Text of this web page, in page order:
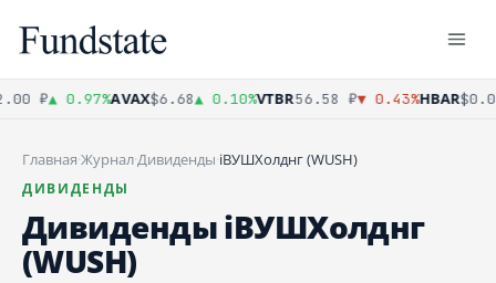
₽▲ 0.97%AVAX$6.68▲ 0.10%VTBR56.58 ₽▼ 0.43%HBAR
Главная·Журнал·Дивиденды·iВУШХолднг (WUSH)
ДИВИДЕНДЫ
Дивиденды iВУШХолднг
(WUSH)